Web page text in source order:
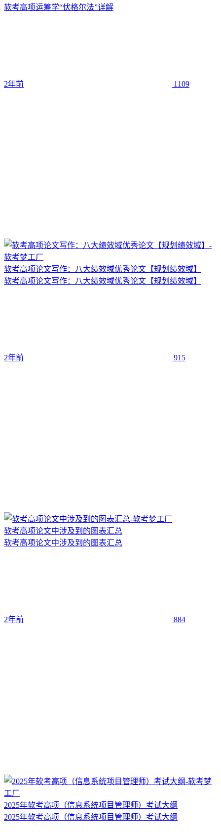
软考高项运筹学“伏格尔法”详解
2年前 1109
软考高项论文写作：八大绩效域优秀论文【规划绩效域】
软考高项论文写作：八大绩效域优秀论文【规划绩效域】
2年前 915
软考高项论文中涉及到的图表汇总
软考高项论文中涉及到的图表汇总
2年前 884
2025年软考高项（信息系统项目管理师）考试大纲
2025年软考高项（信息系统项目管理师）考试大纲